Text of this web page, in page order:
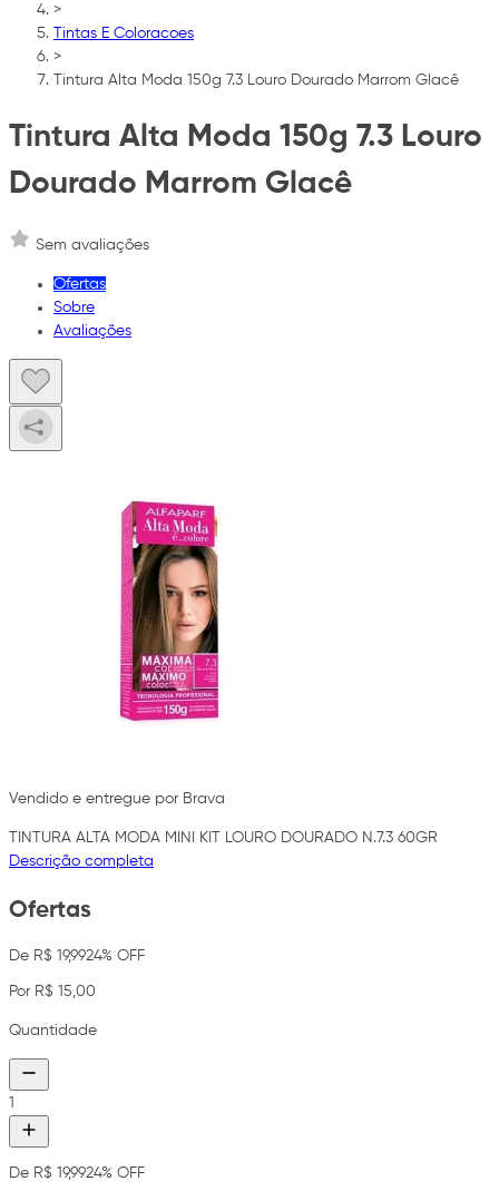
>
Tintas E Coloracoes
>
Tintura Alta Moda 150g 7.3 Louro Dourado Marrom Glacê
Tintura Alta Moda 150g 7.3 Louro
Dourado Marrom Glacê
Sem avaliações
Ofertas
Sobre
Avaliações
Vendido e entregue por Brava
TINTURA ALTA MODA MINI KIT LOURO DOURADO N.7.3 60GR
Descrição completa
Ofertas
De R$ 19,9924% OFF
Por R$ 15,00
Quantidade
1
De R$ 19,9924% OFF